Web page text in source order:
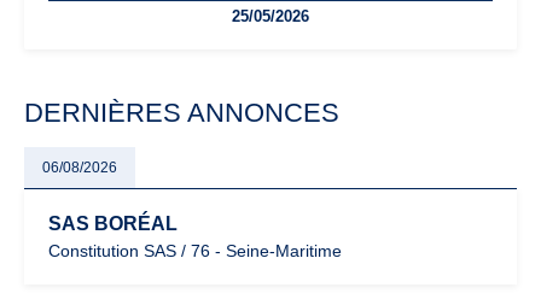
facturation ou risque de bascule vers la TVA : les règles
25/05/2026
DERNIÈRES ANNONCES
06/08/2026
SAS BORÉAL
Constitution SAS / 76 - Seine-Maritime